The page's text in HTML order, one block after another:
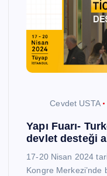
Cevdet USTA
Yapı Fuarı-
devlet desteği
17-20 Nisan 2024
Kongre Merkezi’nde